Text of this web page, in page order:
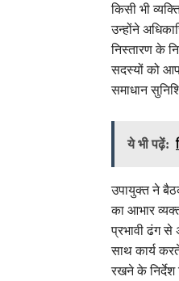
किसी भी
उन्होंने
निस्तारण के
सदस्यों को
समाधान
ये भी पढ़ें:
उपायुक्त ने
का आभार
प्रभावी ढंग से
साथ कार्य
रखने के निर्देश